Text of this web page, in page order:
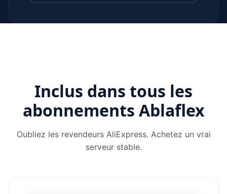
Inclus dans tous les
abonnements Ablaflex
Oubliez les revendeurs AliExpress. Achetez un vrai
serveur stable.